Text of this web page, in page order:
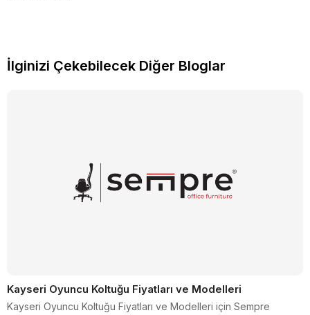
İlginizi Çekebilecek Diğer Bloglar
Kayseri Oyuncu Koltuğu Fiyatları ve Modelleri
Kayseri Oyuncu Koltuğu Fiyatları ve Modelleri için Sempre